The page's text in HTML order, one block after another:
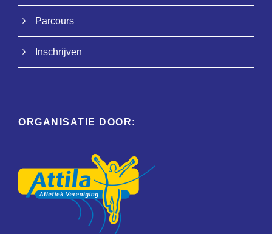
Parcours
Inschrijven
ORGANISATIE DOOR: